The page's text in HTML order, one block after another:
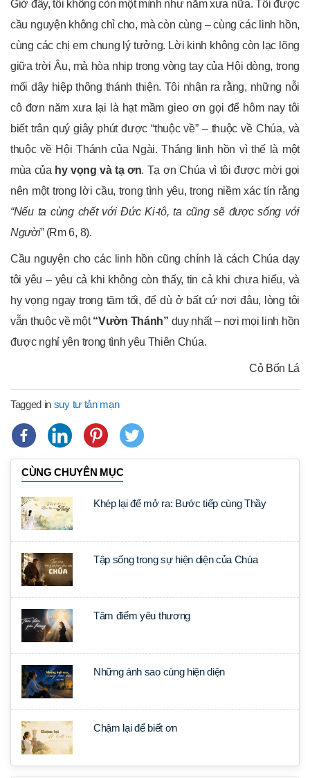
Giờ đây, tôi không còn một mình như năm xưa nữa. Tôi được
cầu nguyện không chỉ cho, mà còn cùng – cùng các linh hồn,
cùng các chị em chung lý tưởng. Lời kinh không còn lạc lõng
giữa trời Âu, mà hòa nhịp trong vòng tay của Hội dòng, trong
mối dây hiệp thông thánh thiện. Tôi nhận ra rằng, những nỗi
cô đơn năm xưa lại là hạt mầm gieo ơn gọi để hôm nay tôi
biết trân quý giây phút được “thuộc về” – thuộc về Chúa, và
thuộc về Hội Thánh của Ngài. Tháng linh hồn vì thế là một
mùa của hy vọng và tạ ơn. Tạ ơn Chúa vì tôi được mời gọi
nên một trong lời cầu, trong tình yêu, trong niềm xác tín rằng
“Nếu ta cùng chết với Đức Ki-tô, ta cũng sẽ được sống với
Người” (Rm 6, 8).
Cầu nguyện cho các linh hồn cũng chính là cách Chúa dạy
tôi yêu – yêu cả khi không còn thấy, tin cả khi chưa hiểu, và
hy vọng ngay trong tăm tối, để dù ở bất cứ nơi đâu, lòng tôi
vẫn thuộc về một“Vườn Thánh” duy nhất – nơi mọi linh hồn
được nghỉ yên trong tình yêu Thiên Chúa.
Cỏ Bốn Lá
Tagged in suy tư tản mạn
CÙNG CHUYÊN MỤC
Khép lại để mở ra: Bước tiếp cùng Thầy
Tập sống trong sự hiện diện của Chúa
Tâm điểm yêu thương
Những ánh sao cùng hiện diện
Chậm lại để biết ơn